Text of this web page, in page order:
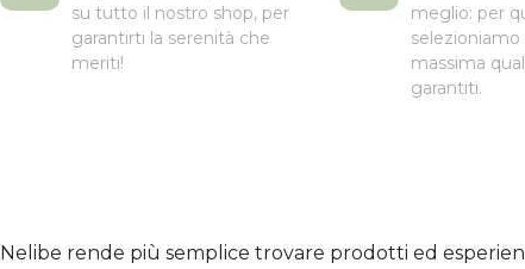
su tutto il nostro shop, per
garantirti la serenità che
meriti!
meglio: per
massima
garantiti.
Nelibe rende più semplice trovare prodotti ed